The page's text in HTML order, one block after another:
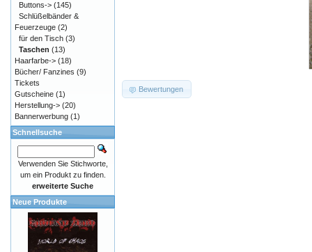
Bewertungen
Buttons-> (145)
Schlüßelbänder &
Feuerzeuge (2)
für den Tisch (3)
Taschen (13)
Haarfarbe-> (18)
Bücher/ Fanzines (9)
Tickets
Gutscheine (1)
Herstellung-> (20)
Bannerwerbung (1)
Schnellsuche
Verwenden Sie Stichworte,
um ein Produkt zu finden.
erweiterte Suche
Neue Produkte